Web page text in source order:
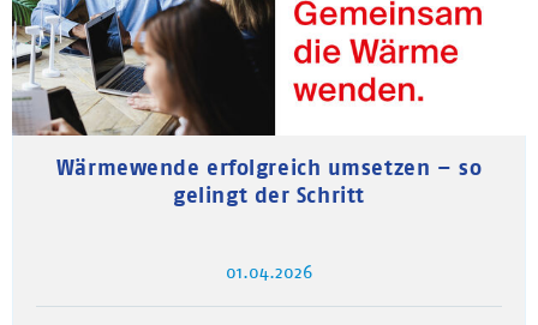
Wärmewende erfolgreich umsetzen – so
gelingt der Schritt
01.04.2026